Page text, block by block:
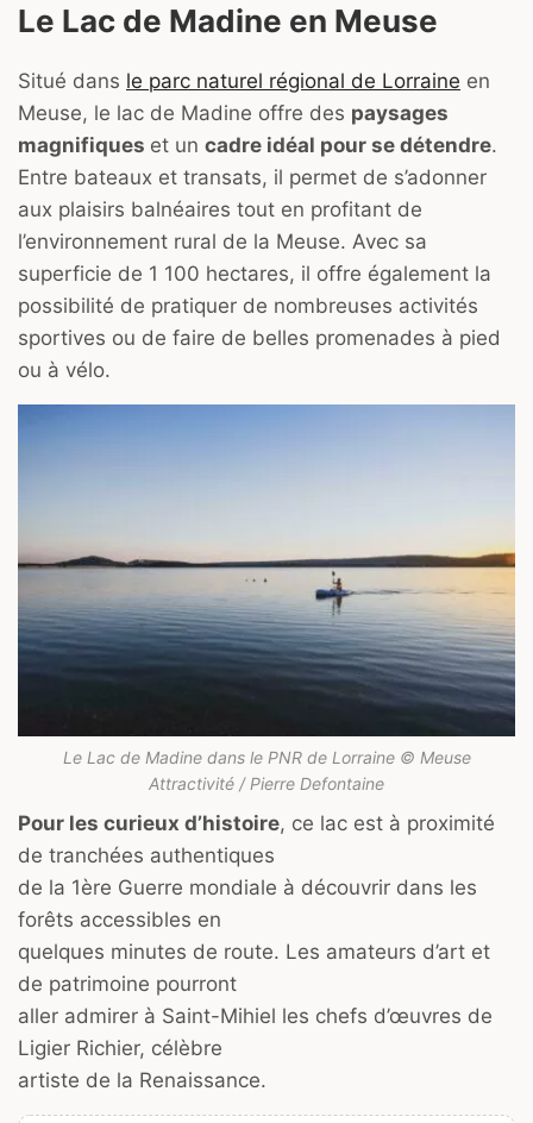
Le Lac de Madine en Meuse
Situé dans le parc naturel régional de Lorraine en
Meuse, le lac de Madine offre des paysages
magnifiques et un cadre idéal pour se détendre.
Entre bateaux et transats, il permet de s’adonner
aux plaisirs balnéaires tout en profitant de
l’environnement rural de la Meuse. Avec sa
superficie de 1 100 hectares, il offre également la
possibilité de pratiquer de nombreuses activités
sportives ou de faire de belles promenades à pied
ou à vélo.
Le Lac de Madine dans le PNR de Lorraine © Meuse
Attractivité / Pierre Defontaine
Pour les curieux d’histoire, ce lac est à proximité
de tranchées authentiques
de la 1ère Guerre mondiale à découvrir dans les
forêts accessibles en
quelques minutes de route. Les amateurs d’art et
de patrimoine pourront
aller admirer à Saint-Mihiel les chefs d’œuvres de
Ligier Richier, célèbre
artiste de la Renaissance.